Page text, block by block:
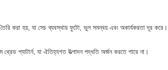
তৈরি করা হয়, যা সেচ ব্যবস্থায় ফুটো, ভুল সমন্বয় এবং অকার্যকরতা দূর করে।
থ্রেড প্যাটার্ন, যা ঐতিহ্যগত উত্পাদন পদ্ধতি অর্জন করতে পারে না।